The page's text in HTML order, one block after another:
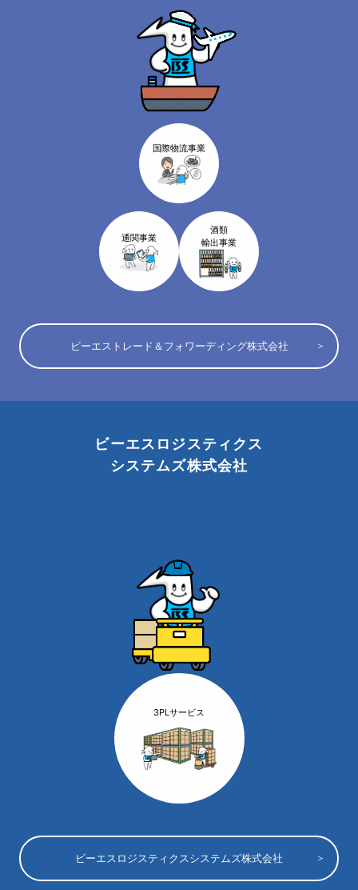
国際物流事業
通関事業
酒類
輸出事業
ビーエストレード＆フォワーディング株式会社
ビーエスロジスティクス
システムズ株式会社
3PLサービス
ビーエスロジスティクスシステムズ株式会社